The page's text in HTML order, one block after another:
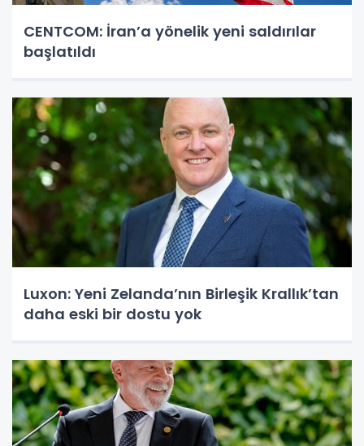
CENTCOM: İran’a yönelik yeni saldırılar
başlatıldı
Luxon: Yeni Zelanda’nın Birleşik Krallık’tan
daha eski bir dostu yok